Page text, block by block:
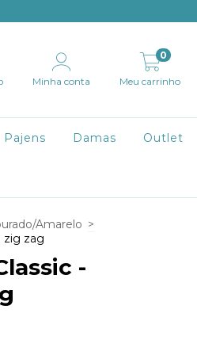
Minha conta Meu carrinho
0
Pajens Damas Outlet
Amarelo >
zig zag
-